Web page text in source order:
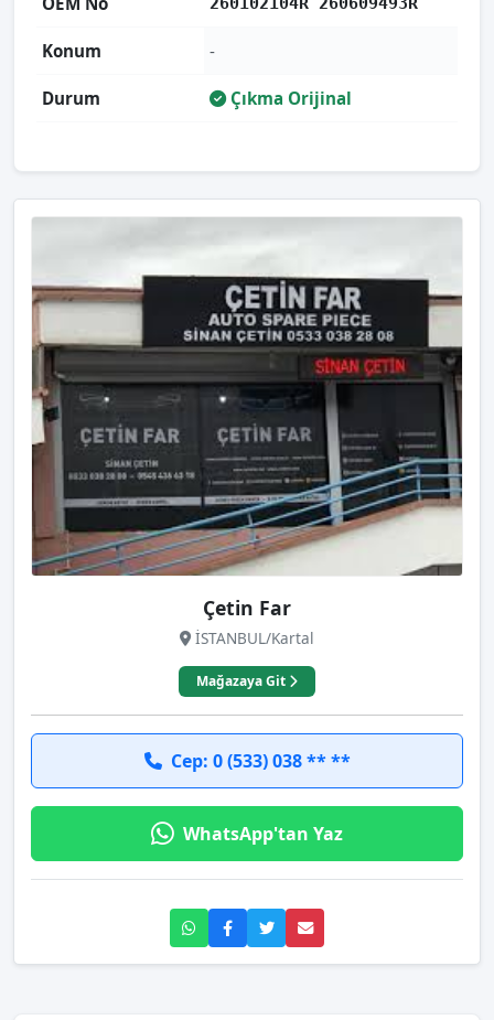
Konum -
Durum Çıkma Orijinal
Çetin Far
İSTANBUL/Kartal
Mağazaya Git
Cep: 0 (533) 038 ** **
WhatsApp'tan Yaz